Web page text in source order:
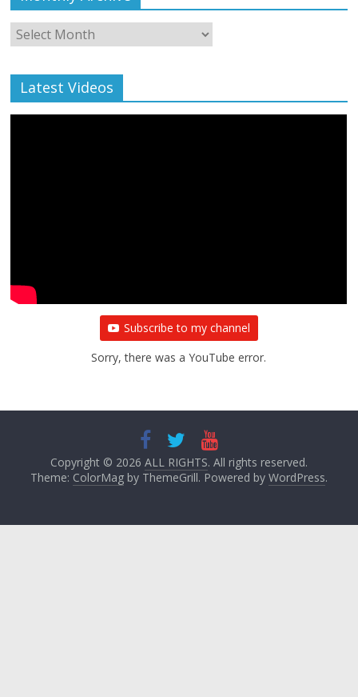
Monthly
Archive
Latest Videos
Subscribe to my channel
Sorry, there was a YouTube error.
Copyright © 2026 ALL RIGHTS. All rights reserved.
Theme: ColorMagby ThemeGrill. Powered by WordPress.